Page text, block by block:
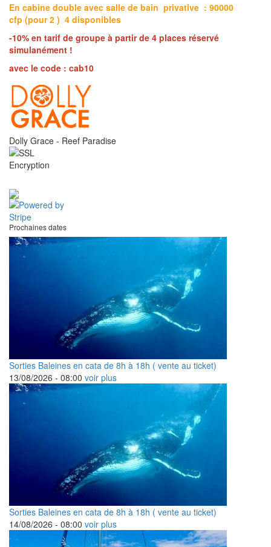
En cabine double avec salle de bain privative : 90000
cfp (pour 2 ) 4 disponibles
-10% en tarif de groupe à partir de 4 places réservé
simulanément !
avec le code : cab10
Dolly Grace - Reef Paradise
Prochaines dates
Sorties Baleines en cata de 8h à 18h ( vente au ticket)
13/08/2026 - 08:00 voir plus
Sorties Baleines en cata de 8h à 18h ( vente au ticket)
14/08/2026 - 08:00 voir plus